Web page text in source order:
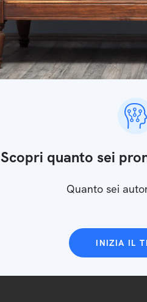
Scopri quanto sei
Quanto sei
INIZIA IL